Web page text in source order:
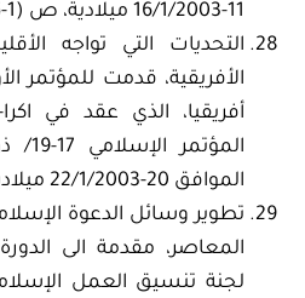
11-16/1/2003 ميلادية، ص (1-25).
التحديات التي تواجه
الأفريقية، قدمت للمؤتمر
أفريقيا، الذي عقد في
الموافق 20-22/1/2003 ميلادية، ص (1-11).
تطوير وسائل الدعوة
المعاصر، مقدمة الى
لجنة تنسيق العمل